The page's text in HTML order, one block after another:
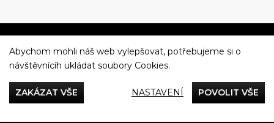
Večeříme společně
Abychom mohli náš web vylepšovat, potřebujeme si o
návštěvnícíh ukládat soubory Cookies.
ZAKÁZAT VŠE NASTAVENÍ POVOLIT VŠE